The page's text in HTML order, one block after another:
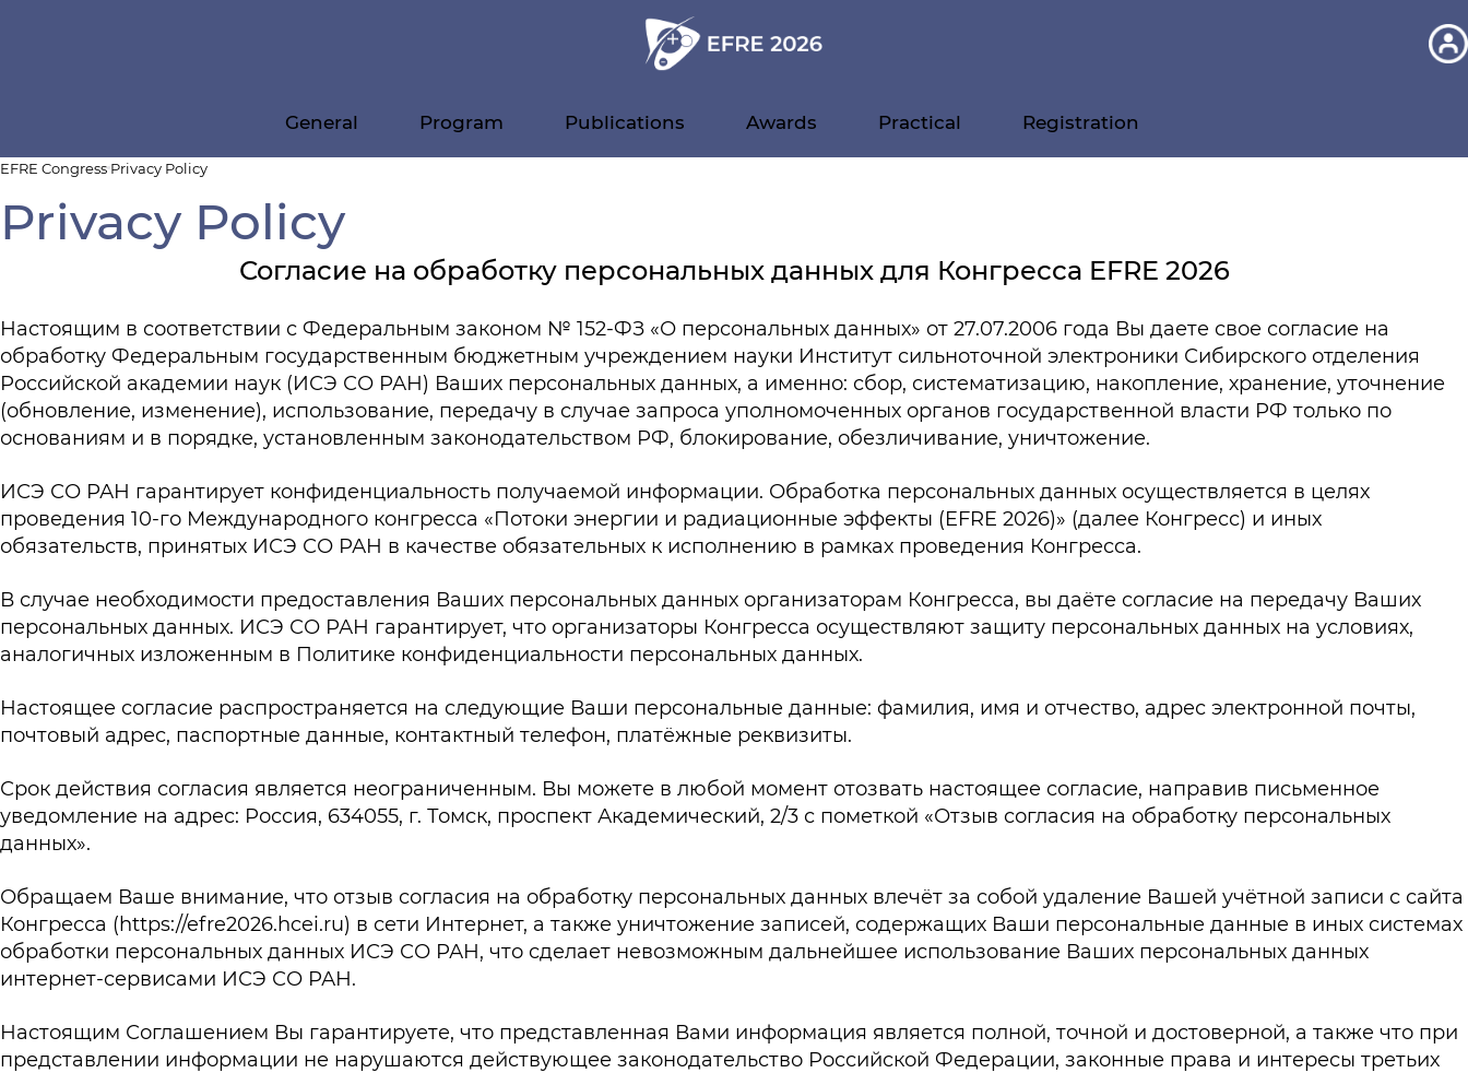
General Program Publications Awards Practical Registration
EFRE Congress Privacy Policy
Privacy Policy
Соглаcие на обработку персональных данных для Конгресса EFRE 2026
Настоящим в соответствии с Федеральным законом № 152-ФЗ «О персональных данных» от 27.07.2006 года Вы даете свое согласие на
обработку Федеральным государственным бюджетным учреждением науки Институт сильноточной электроники Сибирского отделения
Российской академии наук (ИСЭ СО РАН) Ваших персональных данных, а именно: сбор, систематизацию, накопление, хранение, уточнение
(обновление, изменение), использование, передачу в случае запроса уполномоченных органов государственной власти РФ только по
основаниям и в порядке, установленным законодательством РФ, блокирование, обезличивание, уничтожение.
ИСЭ СО РАН гарантирует конфиденциальность получаемой информации. Обработка персональных данных осуществляется в целях
проведения 10-го Международного конгресса «Потоки энергии и радиационные эффекты (EFRE 2026)» (далее Конгресс) и иных
обязательств, принятых ИСЭ СО РАН в качестве обязательных к исполнению в рамках проведения Конгресса.
В случае необходимости предоставления Ваших персональных данных организаторам Конгресса, вы даёте согласие на передачу Ваших
персональных данных. ИСЭ СО РАН гарантирует, что организаторы Конгресса осуществляют защиту персональных данных на условиях,
аналогичных изложенным в Политике конфиденциальности персональных данных.
Настоящее согласие распространяется на следующие Ваши персональные данные: фамилия, имя и отчество, адрес электронной почты,
почтовый адрес, паспортные данные, контактный телефон, платёжные реквизиты.
Срок действия согласия является неограниченным. Вы можете в любой момент отозвать настоящее согласие, направив письменное
уведомление на адрес: Россия, 634055, г. Томск, проспект Академический, 2/3 с пометкой «Отзыв согласия на обработку персональных
данных».
Обращаем Ваше внимание, что отзыв согласия на обработку персональных данных влечёт за собой удаление Вашей учётной записи с сайта
Конгресса (https://efre2026.hcei.ru) в сети Интернет, а также уничтожение записей, содержащих Ваши персональные данные в иных системах
обработки персональных данных ИСЭ СО РАН, что сделает невозможным дальнейшее использование Ваших персональных данных
интернет-сервисами ИСЭ СО РАН.
Настоящим Соглашением Вы гарантируете, что представленная Вами информация является полной, точной и достоверной, а также что при
представлении информации не нарушаются действующее законодательство Российской Федерации, законные права и интересы третьих